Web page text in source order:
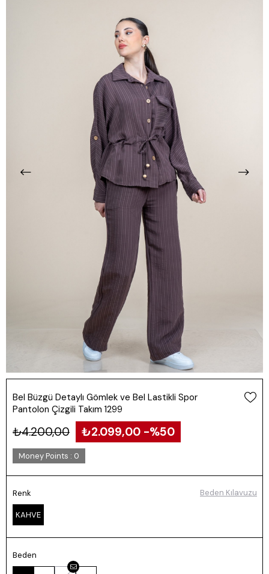
Bel Büzgü Detaylı Gömlek ve Bel Lastikli Spor
Pantolon Çizgili Takım 1299
₺4.200,00 ₺2.099,00 50
Money Points : 0
Renk
KAHVE
Beden
Beden Kılavuzu